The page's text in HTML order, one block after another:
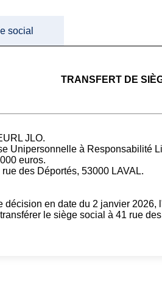
social
TRANSFERT DE
JLO.
Unipersonnelle à Responsabilité
euros.
des Déportés, 53000 LAVAL.
décision en date du 2 janvier
le siège social à 41 rue